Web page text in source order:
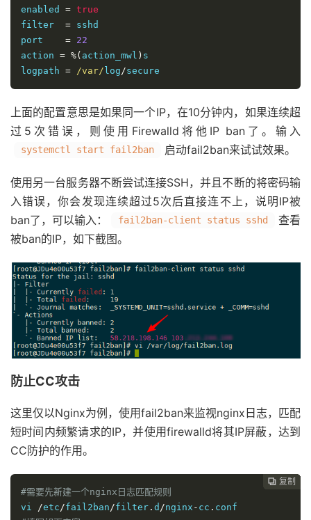
enabled = true
filter = sshd
port = 22
action = %( action_mwl ) s
logpath = /var/log /secure
上面的配置意思是如果同一个IP，在10分钟内，如果连续超
过5次错误，则使用Firewalld将他IP ban了。输入
systemctl start fail2ban 启动fail2ban来试试效果。
使用另一台服务器不断尝试连接SSH，并且不断的将密码输
入错误，你会发现连续超过5次后直接连不上，说明IP被
ban了，可以输入：
fail2ban-client status sshd
查看
被ban的IP，如下截图。
防止CC攻击
这里仅以Nginx为例，使用fail2ban来监视nginx日志，匹配
短时间内频繁请求的IP，并使用firewalld将其IP屏蔽，达到
CC防护的作用。
 复制
 复制
 复制
 复制
 复制
 复制
 复制
#需要先新建一个nginx日志匹配规则
vi
/etc /fail2ban /filter . d /nginx - cc .